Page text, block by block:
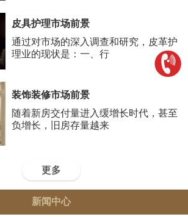
皮具护理市场前景
通过对市场的深入调查和研究，皮革护
理业的现状是：一、行
装饰装修市场前景
随着新房交付量进入缓增长时代，甚至
负增长，旧房存量越来
更多
新闻中心